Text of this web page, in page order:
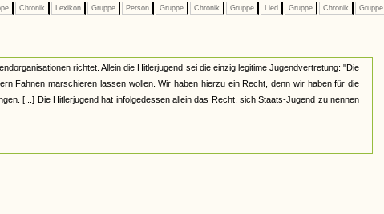
Chronik Lexikon Gruppe Person Gruppe Chronik Gruppe Lied Gruppe Chronik Gruppe
richtet. Allein die Hitlerjugend sei die einzig legitime Jugendvertretung: "Die
Fahnen marschieren lassen wollen. Wir haben hierzu ein Recht, denn wir haben für die
[...] Die Hitlerjugend hat infolgedessen allein das Recht, sich Staats-Jugend zu nennen